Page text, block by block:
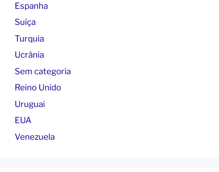
Espanha
Suíça
Turquia
Ucrânia
Sem categoria
Reino Unido
Uruguai
EUA
Venezuela